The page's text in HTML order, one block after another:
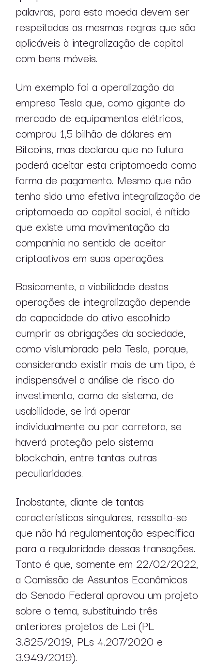
publicações
pt en
palavras, para esta moeda devem ser
respeitadas as mesmas regras que são
aplicáveis à integralização de capital
com bens móveis.
Um exemplo foi a operalização da
empresa Tesla que, como gigante do
mercado de equipamentos elétricos,
comprou 1,5 bilhão de dólares em
Bitcoins, mas declarou que no futuro
poderá aceitar esta criptomoeda como
forma de pagamento. Mesmo que não
tenha sido uma efetiva integralização de
criptomoeda ao capital social, é nítido
que existe uma movimentação da
companhia no sentido de aceitar
criptoativos em suas operações.
Basicamente, a viabilidade destas
operações de integralização depende
da capacidade do ativo escolhido
cumprir as obrigações da sociedade,
como vislumbrado pela Tesla, porque,
considerando existir mais de um tipo, é
indispensável a análise de risco do
investimento, como de sistema, de
usabilidade, se irá operar
individualmente ou por corretora, se
haverá proteção pelo sistema
blockchain, entre tantas outras
peculiaridades.
Inobstante, diante de tantas
características singulares, ressalta-se
que não há regulamentação específica
para a regularidade dessas transações.
Tanto é que, somente em 22/02/2022,
a Comissão de Assuntos Econômicos
do Senado Federal aprovou um projeto
sobre o tema, substituindo três
anteriores projetos de Lei (PL
3.825/2019, PLs 4.207/2020 e
3.949/2019).